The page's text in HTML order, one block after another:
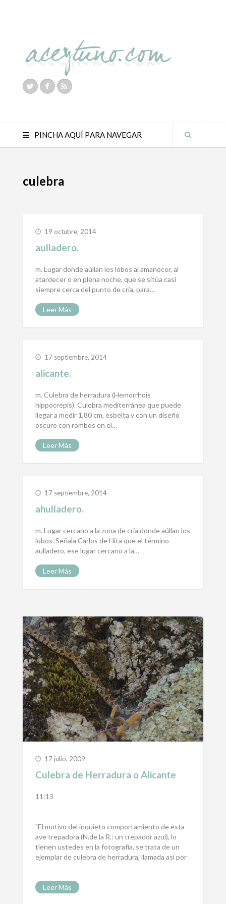
PINCHA AQUÍ PARA NAVEGAR
culebra
19 octubre, 2014
aulladero.
m. Lugar donde aúllan los lobos al amanecer, al
atardecer o en plena noche, que se sitúa casi
siempre cerca del punto de cría, para…
Leer Más
17 septiembre, 2014
alicante.
m. Culebra de herradura (Hemorrhois
hippocrepis). Culebra mediterránea que puede
llegar a medir 1,80 cm, esbelta y con un diseño
oscuro con rombos en el…
Leer Más
17 septiembre, 2014
ahulladero.
m. Lugar cercano a la zona de cría donde aúllan los
lobos. Señala Carlos de Hita que el término
aulladero, ese lugar cercano a la…
Leer Más
17 julio, 2009
Culebra de Herradura o Alicante
11:13
"El motivo del inquieto comportamiento de esta
ave trepadora (N.de la R.: un trepador azul), lo
tienen ustedes en la fotografía, se trata de un
ejemplar de culebra de herradura, llamada así por
Leer Más